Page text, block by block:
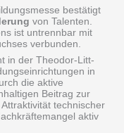
bestätigt
von Talenten.
ist untrennbar mit
verbunden.
in der Theodor-Litt-
in
die aktive
Beitrag zur
technischer
aktiv